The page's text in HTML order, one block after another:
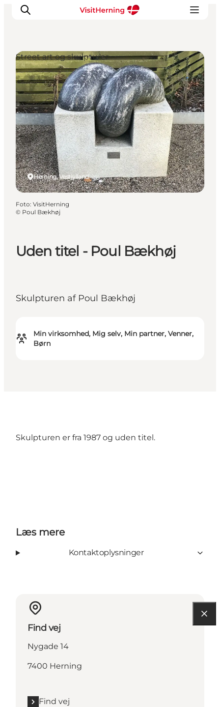
Det sker
Spis, drik og shop
Kunstlandet
Se og oplev
Find vej
Sov godt
Book overnatning
Uden titel - Poul Bækhøj
Skulpturen af Poul Bækhøj
Min virksomhed, Mig selv, Min partner, Venner,
Børn
Herning, Vestjylland
Street art og skulpturer
Foto: VisitHerning
© Poul Bækhøj
Skulpturen er fra 1987 og uden titel.
Læs mere
Kontaktoplysninger
Find vej
Nygade 14
7400 Herning
Find vej